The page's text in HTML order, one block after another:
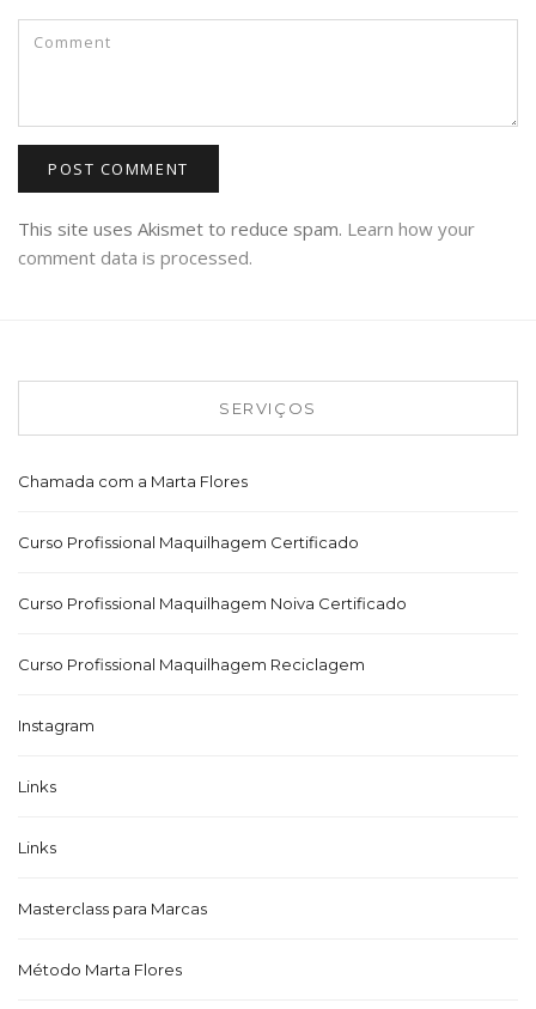
This site uses Akismet to reduce spam. Learn how your
comment data is processed.
SERVIÇOS
Chamada com a Marta Flores
Curso Profissional Maquilhagem Certificado
Curso Profissional Maquilhagem Noiva Certificado
Curso Profissional Maquilhagem Reciclagem
Instagram
Links
Links
Masterclass para Marcas
Método Marta Flores